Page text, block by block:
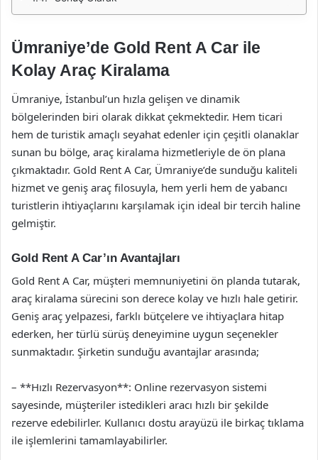
Ümraniye’de Gold Rent A Car ile
Kolay Araç Kiralama
Ümraniye, İstanbul’un hızla gelişen ve dinamik
bölgelerinden biri olarak dikkat çekmektedir. Hem ticari
hem de turistik amaçlı seyahat edenler için çeşitli olanaklar
sunan bu bölge, araç kiralama hizmetleriyle de ön plana
çıkmaktadır. Gold Rent A Car, Ümraniye’de sunduğu kaliteli
hizmet ve geniş araç filosuyla, hem yerli hem de yabancı
turistlerin ihtiyaçlarını karşılamak için ideal bir tercih haline
gelmiştir.
Gold Rent A Car’ın Avantajları
Gold Rent A Car, müşteri memnuniyetini ön planda tutarak,
araç kiralama sürecini son derece kolay ve hızlı hale getirir.
Geniş araç yelpazesi, farklı bütçelere ve ihtiyaçlara hitap
ederken, her türlü sürüş deneyimine uygun seçenekler
sunmaktadır. Şirketin sunduğu avantajlar arasında;
– **Hızlı Rezervasyon**: Online rezervasyon sistemi
sayesinde, müşteriler istedikleri aracı hızlı bir şekilde
rezerve edebilirler. Kullanıcı dostu arayüzü ile birkaç tıklama
ile işlemlerini tamamlayabilirler.